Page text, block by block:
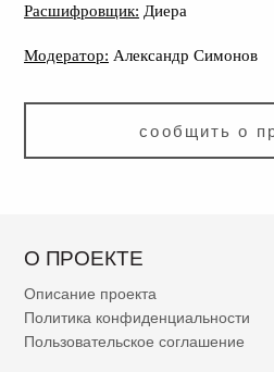
Расшифровщик: Диера
Модератор: Александр Симонов
сообщить о
О ПРОЕКТЕ
Описание проекта
Политика конфиденциальности
Пользовательское соглашение